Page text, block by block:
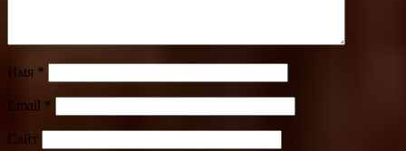
Имя *
Email *
Сайт